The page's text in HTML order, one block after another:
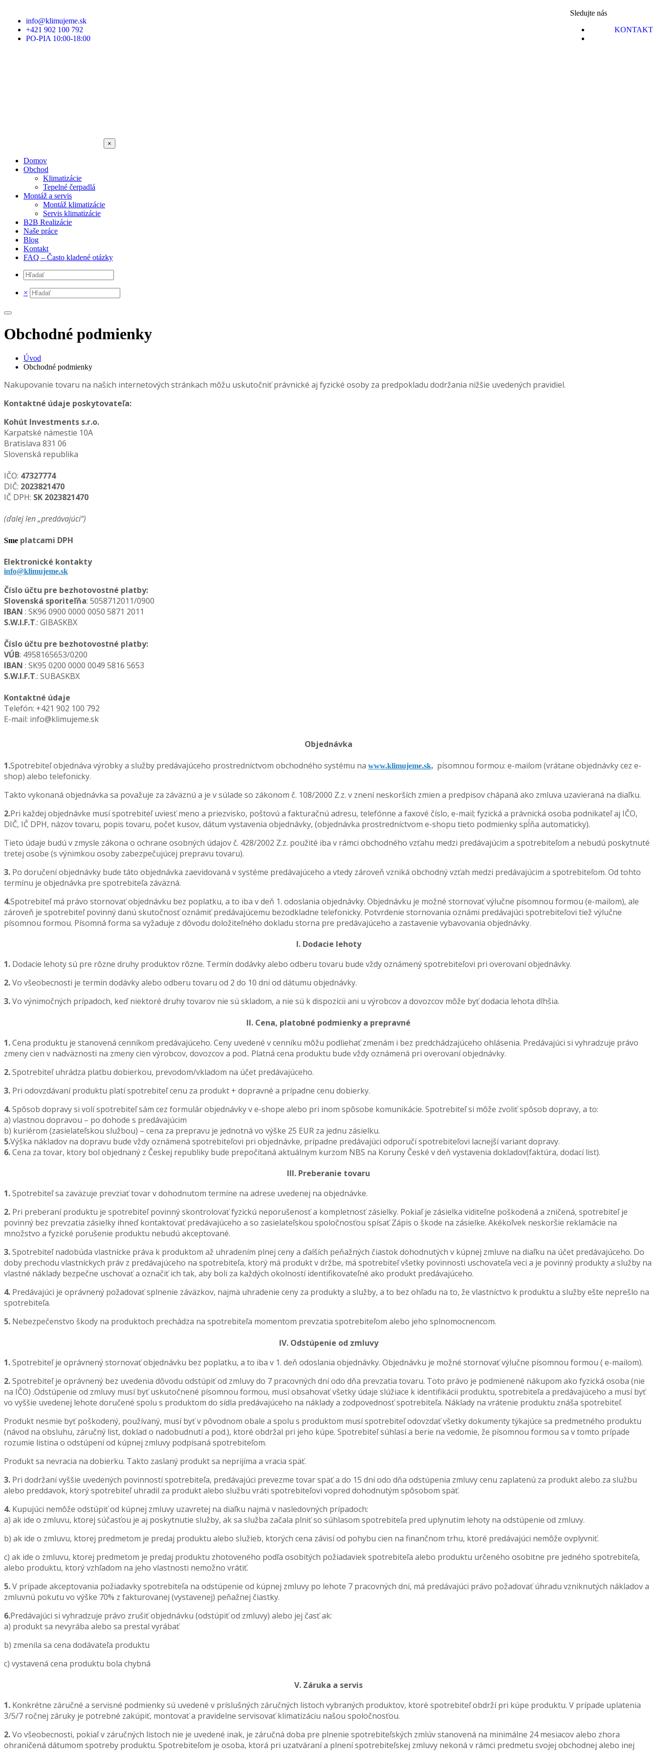
info@klimujeme.sk
+421 902 100 792
PO-PIA 10:00-18:00
Sledujte nás
KONTAKT
×
Domov
Obchod
Klimatizácie
Tepelné čerpadlá
Montáž a servis
Montáž klimatizácie
Servis klimatizácie
B2B Realizácie
Naše práce
Blog
Kontakt
FAQ – Často kladené otázky
×
Obchodné podmienky
Úvod
Obchodné podmienky
Nakupovanie tovaru na našich internetových stránkach môžu uskutočniť právnické aj fyzické osoby za predpokladu dodržania nižšie uvedených pravidiel.
Kontaktné údaje poskytovateľa:
Kohút Investments s.r.o.
Karpatské námestie 10A
Bratislava 831 06
Slovenská republika
IČO: 47327774
DIČ: 2023821470
IČ DPH: SK 2023821470
(ďalej len „predávajúci“)
Sme platcami DPH
Elektronické kontakty
info@klimujeme.sk
Číslo účtu pre bezhotovostné platby:
Slovenská sporiteľňa: 5058712011/0900
IBAN : SK96 0900 0000 0050 5871 2011
S.W.I.F.T.: GIBASKBX
Číslo účtu pre bezhotovostné platby:
VÚB: 4958165653/0200
IBAN : SK95 0200 0000 0049 5816 5653
S.W.I.F.T.: SUBASKBX
Kontaktné údaje
Telefón: +421 902 100 792
E-mail: info@klimujeme.sk
Objednávka
1.Spotrebiteľ objednáva výrobky a služby predávajúceho prostredníctvom obchodného systému na www.klimujeme.sk, písomnou formou: e-mailom (vrátane objednávky cez e-
shop) alebo telefonicky.
Takto vykonaná objednávka sa považuje za záväznú a je v súlade so zákonom č. 108/2000 Z.z. v znení neskorších zmien a predpisov chápaná ako zmluva uzavieraná na diaľku.
2.Pri každej objednávke musí spotrebiteľ uviesť meno a priezvisko, poštovú a fakturačnú adresu, telefónne a faxové číslo, e-mail; fyzická a právnická osoba podnikateľ aj IČO,
DIČ, IČ DPH, názov tovaru, popis tovaru, počet kusov, dátum vystavenia objednávky, (objednávka prostredníctvom e-shopu tieto podmienky spĺňa automaticky).
Tieto údaje budú v zmysle zákona o ochrane osobných údajov č. 428/2002 Z.z. použité iba v rámci obchodného vzťahu medzi predávajúcim a spotrebiteľom a nebudú poskytnuté
tretej osobe (s výnimkou osoby zabezpečujúcej prepravu tovaru).
3. Po doručení objednávky bude táto objednávka zaevidovaná v systéme predávajúceho a vtedy zároveň vzniká obchodný vzťah medzi predávajúcim a spotrebiteľom. Od tohto
termínu je objednávka pre spotrebiteľa záväzná.
4.Spotrebiteľ má právo stornovať objednávku bez poplatku, a to iba v deň 1. odoslania objednávky. Objednávku je možné stornovať výlučne písomnou formou (e-mailom), ale
zároveň je spotrebiteľ povinný danú skutočnosť oznámiť predávajúcemu bezodkladne telefonicky. Potvrdenie stornovania oznámi predávajúci spotrebiteľovi tiež výlučne
písomnou formou. Písomná forma sa vyžaduje z dôvodu doložiteľného dokladu storna pre predávajúceho a zastavenie vybavovania objednávky.
I. Dodacie lehoty
1. Dodacie lehoty sú pre rôzne druhy produktov rôzne. Termín dodávky alebo odberu tovaru bude vždy oznámený spotrebiteľovi pri overovaní objednávky.
2.Vo všeobecnosti je termín dodávky alebo odberu tovaru od 2 do 10 dní od dátumu objednávky.
3.Vo výnimočných prípadoch, keď niektoré druhy tovarov nie sú skladom, a nie sú k dispozícii ani u výrobcov a dovozcov môže byť dodacia lehota dlhšia.
II. Cena, platobné podmienky a prepravné
1.Cena produktu je stanovená cenníkom predávajúceho. Ceny uvedené v cenníku môžu podliehať zmenám i bez predchádzajúceho ohlásenia. Predávajúci si vyhradzuje právo
zmeny cien v nadväznosti na zmeny cien výrobcov, dovozcov a pod.. Platná cena produktu bude vždy oznámená pri overovaní objednávky.
2.Spotrebiteľ uhrádza platbu dobierkou, prevodom/vkladom na účet predávajúceho.
3. Pri odovzdávaní produktu platí spotrebiteľ cenu za produkt + dopravné a prípadne cenu dobierky.
4.Spôsob dopravy si volí spotrebiteľ sám cez formulár objednávky v e-shope alebo pri inom spôsobe komunikácie. Spotrebiteľ si môže zvoliť spôsob dopravy, a to:
a) vlastnou dopravou – po dohode s predávajúcim
b) kuriérom (zasielateľskou službou) – cena za prepravu je jednotná vo výške 25 EUR za jednu zásielku.
5.Výška nákladov na dopravu bude vždy oznámená spotrebiteľovi pri objednávke, prípadne predávajúci odporučí spotrebiteľovi lacnejší variant dopravy.
6.Cena za tovar, ktory bol objednaný z Českej republiky bude prepočítaná aktuálnym kurzom NBS na Koruny České v deň vystavenia dokladov(faktúra, dodací list).
III. Preberanie tovaru
1.Spotrebiteľ sa zaväzuje prevziať tovar v dohodnutom termíne na adrese uvedenej na objednávke.
2. Pri preberaní produktu je spotrebiteľ povinný skontrolovať fyzickú neporušenosť a kompletnosť zásielky. Pokiaľ je zásielka viditeľne poškodená a zničená, spotrebiteľ je
povinný bez prevzatia zásielky ihneď kontaktovať predávajúceho a so zasielateľskou spoločnosťou spísať Zápis o škode na zásielke. Akékoľvek neskoršie reklamácie na
množstvo a fyzické porušenie produktu nebudú akceptované.
3.Spotrebiteľ nadobúda vlastnícke práva k produktom až uhradením plnej ceny a ďalších peňažných čiastok dohodnutých v kúpnej zmluve na diaľku na účet predávajúceho. Do
doby prechodu vlastníckych práv z predávajúceho na spotrebiteľa, ktorý má produkt v držbe, má spotrebiteľ všetky povinnosti uschovateľa veci a je povinný produkty a služby na
vlastné náklady bezpečne uschovať a označiť ich tak, aby boli za každých okolností identifikovateľné ako produkt predávajúceho.
4. Predávajúci je oprávnený požadovať splnenie záväzkov, najmä uhradenie ceny za produkty a služby, a to bez ohľadu na to, že vlastníctvo k produktu a služby ešte neprešlo na
spotrebiteľa.
5. Nebezpečenstvo škody na produktoch prechádza na spotrebiteľa momentom prevzatia spotrebiteľom alebo jeho splnomocnencom.
IV. Odstúpenie od zmluvy
1.Spotrebiteľ je oprávnený stornovať objednávku bez poplatku, a to iba v 1. deň odoslania objednávky. Objednávku je možné stornovať výlučne písomnou formou ( e-mailom).
2.Spotrebiteľ je oprávnený bez uvedenia dôvodu odstúpiť od zmluvy do 7 pracovných dní odo dňa prevzatia tovaru. Toto právo je podmienené nákupom ako fyzická osoba (nie
na IČO) .Odstúpenie od zmluvy musí byť uskutočnené písomnou formou, musí obsahovať všetky údaje slúžiace k identifikácii produktu, spotrebiteľa a predávajúceho a musí byť
vo vyššie uvedenej lehote doručené spolu s produktom do sídla predávajúceho na náklady a zodpovednosť spotrebiteľa. Náklady na vrátenie produktu znáša spotrebiteľ.
Produkt nesmie byť poškodený, používaný, musí byť v pôvodnom obale a spolu s produktom musí spotrebiteľ odovzdať všetky dokumenty týkajúce sa predmetného produktu
(návod na obsluhu, záručný list, doklad o nadobudnutí a pod.), ktoré obdržal pri jeho kúpe. Spotrebiteľ súhlasí a berie na vedomie, že písomnou formou sa v tomto prípade
rozumie listina o odstúpení od kúpnej zmluvy podpísaná spotrebiteľom.
Produkt sa nevracia na dobierku. Takto zaslaný produkt sa neprijíma a vracia späť.
3. Pri dodržaní vyššie uvedených povinností spotrebiteľa, predávajúci prevezme tovar späť a do 15 dní odo dňa odstúpenia zmluvy cenu zaplatenú za produkt alebo za službu
alebo preddavok, ktorý spotrebiteľ uhradil za produkt alebo službu vráti spotrebiteľovi vopred dohodnutým spôsobom späť.
4. Kupujúci nemôže odstúpiť od kúpnej zmluvy uzavretej na diaľku najmä v nasledovných prípadoch:
a) ak ide o zmluvu, ktorej súčasťou je aj poskytnutie služby, ak sa služba začala plniť so súhlasom spotrebiteľa pred uplynutím lehoty na odstúpenie od zmluvy.
b) ak ide o zmluvu, ktorej predmetom je predaj produktu alebo služieb, ktorých cena závisí od pohybu cien na finančnom trhu, ktoré predávajúci nemôže ovplyvniť.
c) ak ide o zmluvu, ktorej predmetom je predaj produktu zhotoveného podľa osobitých požiadaviek spotrebiteľa alebo produktu určeného osobitne pre jedného spotrebiteľa,
alebo produktu, ktorý vzhľadom na jeho vlastnosti nemožno vrátiť.
5.V prípade akceptovania požiadavky spotrebiteľa na odstúpenie od kúpnej zmluvy po lehote 7 pracovných dní, má predávajúci právo požadovať úhradu vzniknutých nákladov a
zmluvnú pokutu vo výške 70% z fakturovanej (vystavenej) peňažnej čiastky.
6.Predávajúci si vyhradzuje právo zrušiť objednávku (odstúpiť od zmluvy) alebo jej časť ak:
a) produkt sa nevyrába alebo sa prestal vyrábať
b) zmenila sa cena dodávateľa produktu
c) vystavená cena produktu bola chybná
V. Záruka a servis
1. Konkrétne záručné a servisné podmienky sú uvedené v príslušných záručných listoch vybraných produktov, ktoré spotrebiteľ obdrží pri kúpe produktu. V prípade uplatenia
3/5/7 ročnej záruky je potrebné zakúpiť, montovať a pravidelne servisovať klimatizáciu našou spoločnosťou.
2.Vo všeobecnosti, pokiaľ v záručných listoch nie je uvedené inak, je záručná doba pre plnenie spotrebiteľských zmlúv stanovená na minimálne 24 mesiacov alebo zhora
ohraničená dátumom spotreby produktu. Spotrebiteľom je osoba, ktorá pri uzatváraní a plnení spotrebiteľskej zmluvy nekoná v rámci predmetu svojej obchodnej alebo inej